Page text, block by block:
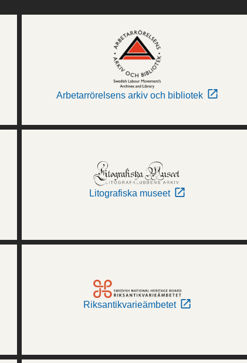
Arbetarrörelsens arkiv och bibliotek
Litografiska museet
Riksantikvarieämbetet